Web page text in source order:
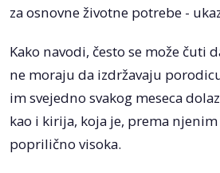
za osnovne životne potrebe -
Kako navodi, često se može čuti
ne moraju da izdržavaju
im svejedno svakog meseca
kao i kirija, koja je, prema
poprilično visoka.